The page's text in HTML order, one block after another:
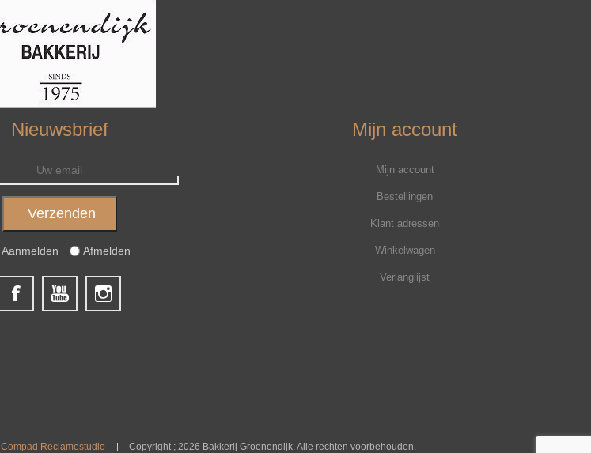
Nieuwsbrief
Aanmelden Afmelden
Mijn account
Mijn account
Bestellingen
Klant adressen
Winkelwagen
Verlanglijst
Compad Reclamestudio Copyright ; 2026 Bakkerij Groenendijk. Alle rechten voorbehouden.